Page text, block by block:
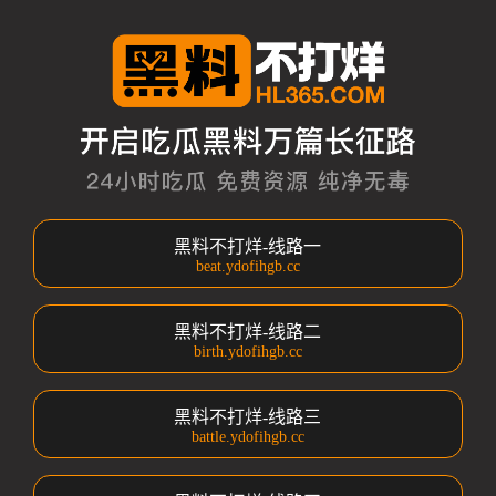
黑料不打烊-线路一
beat.ydofihgb.cc
黑料不打烊-线路二
birth.ydofihgb.cc
黑料不打烊-线路三
battle.ydofihgb.cc